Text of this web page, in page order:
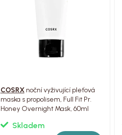
COSRXnoční vyživující pleťová
maska s propolisem, Full Fit Pr.
Honey Overnight Mask, 60ml
Skladem